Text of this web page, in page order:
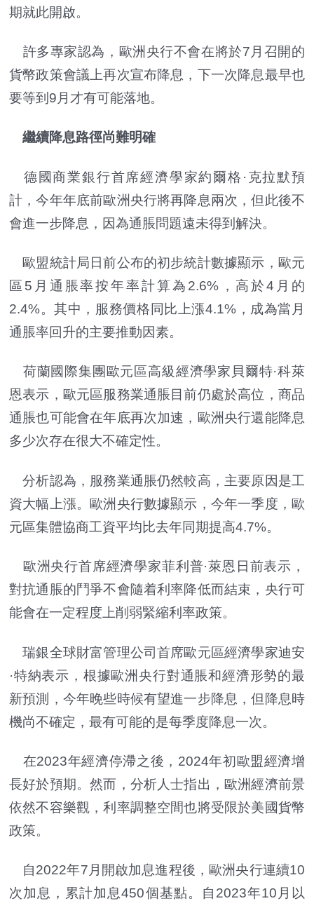
期就此開啟。
許多專家認為，歐洲央行不會在將於7月召開的
貨幣政策會議上再次宣布降息，下一次降息最早也
要等到9月才有可能落地。
繼續降息路徑尚難明確
德國商業銀行首席經濟學家約爾格·克拉默預
計，今年年底前歐洲央行將再降息兩次，但此後不
會進一步降息，因為通脹問題遠未得到解決。
歐盟統計局日前公布的初步統計數據顯示，歐元
區5月通脹率按年率計算為2.6%，高於4月的
2.4%。其中，服務價格同比上漲4.1%，成為當月
通脹率回升的主要推動因素。
荷蘭國際集團歐元區高級經濟學家貝爾特·科萊
恩表示，歐元區服務業通脹目前仍處於高位，商品
通脹也可能會在年底再次加速，歐洲央行還能降息
多少次存在很大不確定性。
分析認為，服務業通脹仍然較高，主要原因是工
資大幅上漲。歐洲央行數據顯示，今年一季度，歐
元區集體協商工資平均比去年同期提高4.7%。
歐洲央行首席經濟學家菲利普·萊恩日前表示，
對抗通脹的鬥爭不會隨着利率降低而結束，央行可
能會在一定程度上削弱緊縮利率政策。
瑞銀全球財富管理公司首席歐元區經濟學家迪安
·特納表示，根據歐洲央行對通脹和經濟形勢的最
新預測，今年晚些時候有望進一步降息，但降息時
機尚不確定，最有可能的是每季度降息一次。
在2023年經濟停滯之後，2024年初歐盟經濟增
長好於預期。然而，分析人士指出，歐洲經濟前景
依然不容樂觀，利率調整空間也將受限於美國貨幣
政策。
自2022年7月開啟加息進程後，歐洲央行連續10
次加息，累計加息450個基點。自2023年10月以